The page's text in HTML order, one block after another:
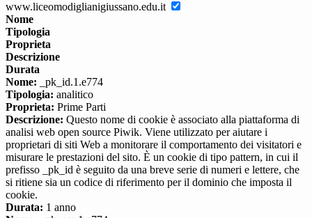
www.liceomodiglianigiussano.edu.it
Nome
Tipologia
Proprieta
Descrizione
Durata
Nome: _pk_id.1.e774
Tipologia: analitico
Proprieta: Prime Parti
Descrizione: Questo nome di cookie è associato alla piattaforma di
analisi web open source Piwik. Viene utilizzato per aiutare i
proprietari di siti Web a monitorare il comportamento dei visitatori e
misurare le prestazioni del sito. È un cookie di tipo pattern, in cui il
prefisso _pk_id è seguito da una breve serie di numeri e lettere, che
si ritiene sia un codice di riferimento per il dominio che imposta il
cookie.
Durata: 1 anno